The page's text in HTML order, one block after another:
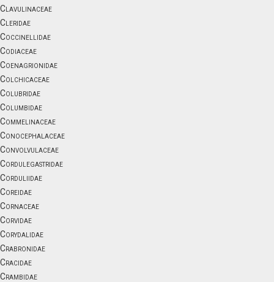
Clavulinaceae
Cleridae
Coccinellidae
Codiaceae
Coenagrionidae
Colchicaceae
Colubridae
Columbidae
Commelinaceae
Conocephalaceae
Convolvulaceae
Cordulegastridae
Corduliidae
Coreidae
Cornaceae
Corvidae
Corydalidae
Crabronidae
Cracidae
Crambidae